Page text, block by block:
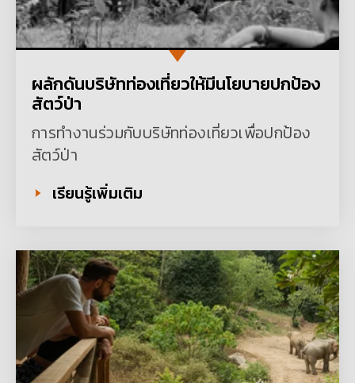
ผลักดันบริษัทท่องเที่ยวให้มีนโยบายปกป้อง
สัตว์ป่า
การทำงานร่วมกับบริษัทท่องเที่ยวเพื่อปกป้อง
สัตว์ป่า
เรียนรู้เพิ่มเติม